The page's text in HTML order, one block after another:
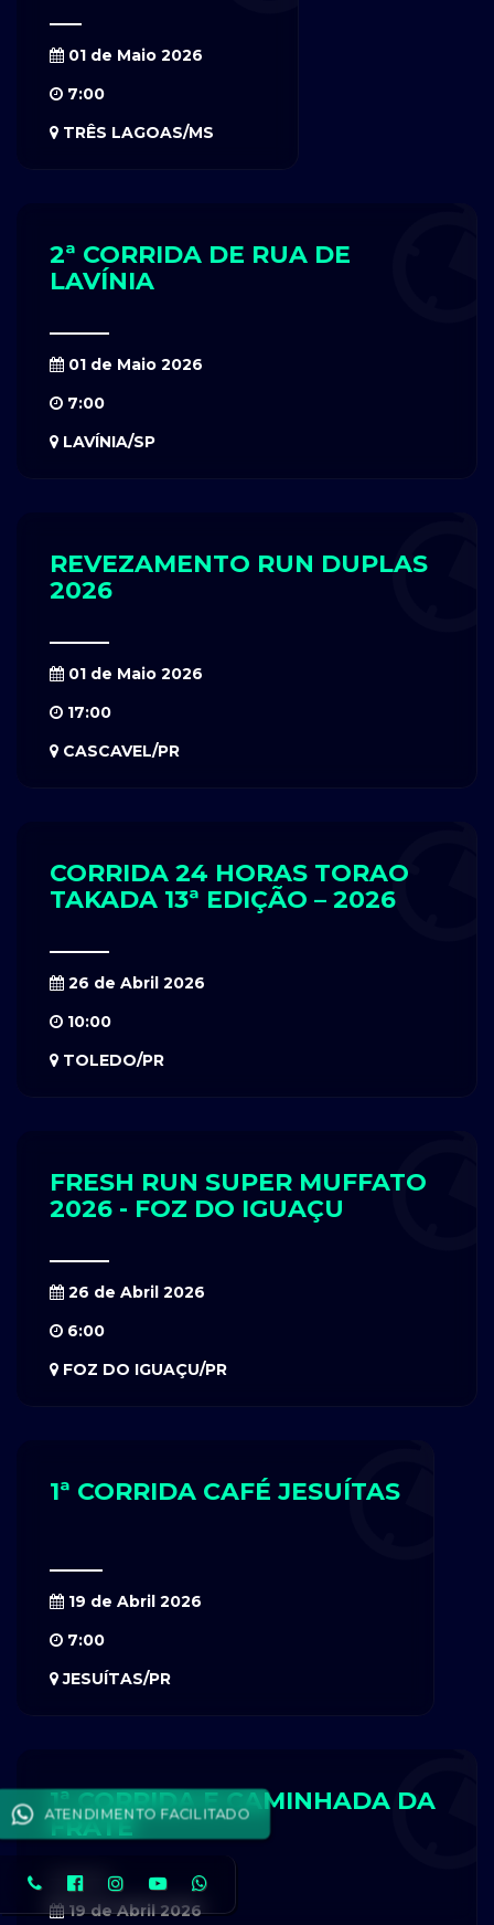
01 de Maio 2026
7:00
TRÊS LAGOAS/MS
2ª CORRIDA DE RUA DE
LAVÍNIA
01 de Maio 2026
7:00
LAVÍNIA/SP
REVEZAMENTO RUN DUPLAS
2026
01 de Maio 2026
17:00
CASCAVEL/PR
CORRIDA 24 HORAS TORAO
TAKADA 13ª EDIÇÃO – 2026
26 de Abril 2026
10:00
TOLEDO/PR
FRESH RUN SUPER MUFFATO
2026 - FOZ DO IGUAÇU
26 de Abril 2026
6:00
FOZ DO IGUAÇU/PR
1ª CORRIDA CAFÉ JESUÍTAS
19 de Abril 2026
7:00
JESUÍTAS/PR
1ª CORRIDA E CAMINHADA DA
FRATÊ
19 de Abril 2026
ATENDIMENTO FACILITADO